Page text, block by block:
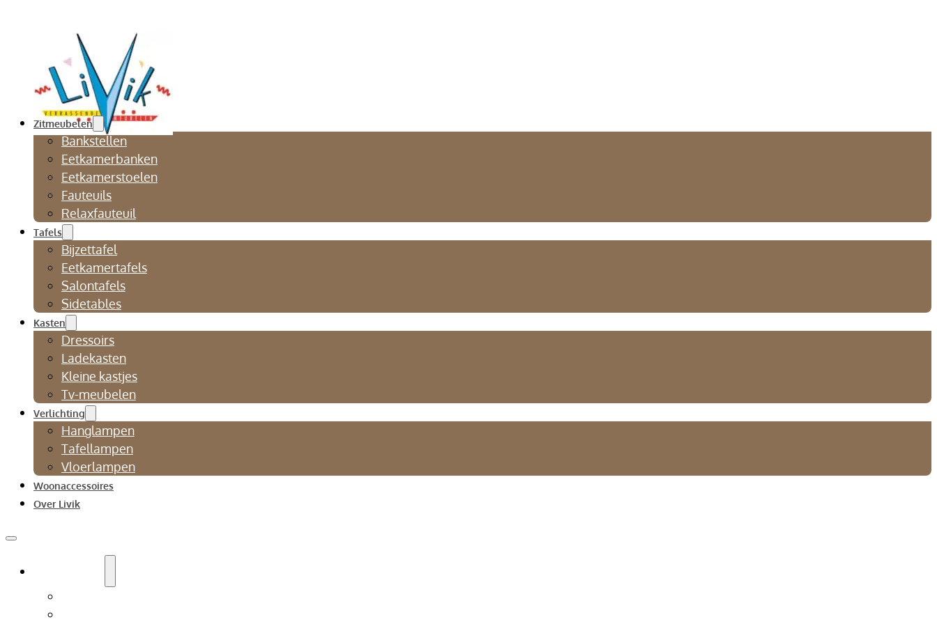
Zitmeubelen
Bankstellen
Eetkamerbanken
Eetkamerstoelen
Fauteuils
Relaxfauteuil
Tafels
Bijzettafel
Eetkamertafels
Salontafels
Sidetables
Kasten
Dressoirs
Ladekasten
Kleine kastjes
Tv-meubelen
Verlichting
Hanglampen
Tafellampen
Vloerlampen
Woonaccessoires
Over Livik